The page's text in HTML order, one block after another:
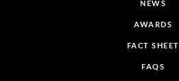
NEWS
AWARDS
FACT SHEET
FAQS